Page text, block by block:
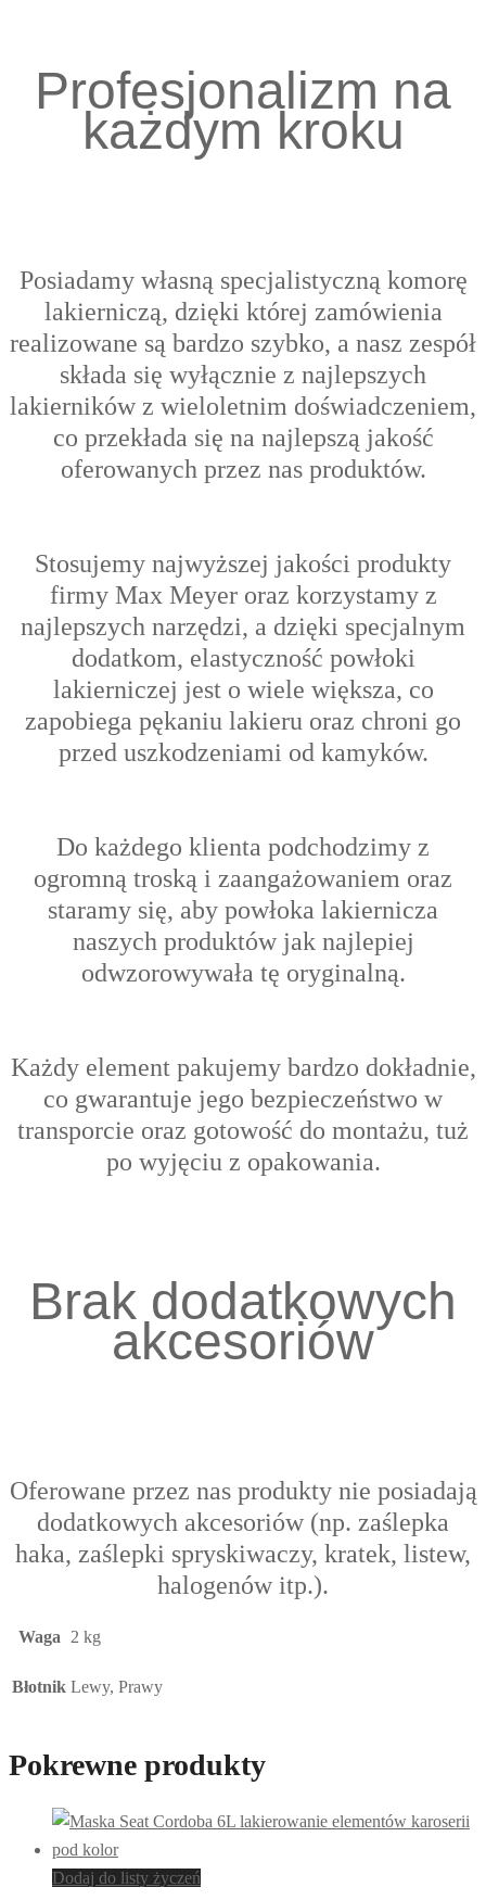
Profesjonalizm na
każdym kroku
Posiadamy własną specjalistyczną komorę
lakierniczą, dzięki której zamówienia
realizowane są bardzo szybko, a nasz zespół
składa się wyłącznie z najlepszych
lakierników z wieloletnim doświadczeniem,
co przekłada się na najlepszą jakość
oferowanych przez nas produktów.
Stosujemy najwyższej jakości produkty
firmy Max Meyer oraz korzystamy z
najlepszych narzędzi, a dzięki specjalnym
dodatkom, elastyczność powłoki
lakierniczej jest o wiele większa, co
zapobiega pękaniu lakieru oraz chroni go
przed uszkodzeniami od kamyków.
Do każdego klienta podchodzimy z
ogromną troską i zaangażowaniem oraz
staramy się, aby powłoka lakiernicza
naszych produktów jak najlepiej
odwzorowywała tę oryginalną.
Każdy element pakujemy bardzo dokładnie,
co gwarantuje jego bezpieczeństwo w
transporcie oraz gotowość do montażu, tuż
po wyjęciu z opakowania.
Brak dodatkowych
akcesoriów
Oferowane przez nas produkty nie posiadają
dodatkowych akcesoriów (np. zaślepka
haka, zaślepki spryskiwaczy, kratek, listew,
halogenów itp.).
Waga 2 kg
Błotnik Lewy, Prawy
Pokrewne produkty
Dodaj do listy życzeń